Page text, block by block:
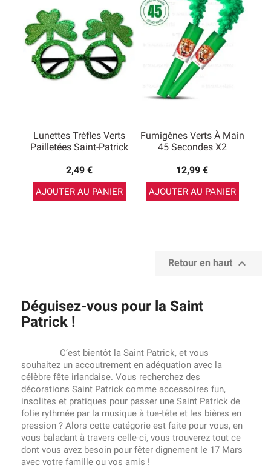
Lunettes Trèfles Verts
Pailletées Saint-Patrick
2,49 €
AJOUTER AU PANIER
Fumigènes Verts À Main
45 Secondes X2
12,99 €
AJOUTER AU PANIER
Retour en haut 
Déguisez-vous pour la Saint
Patrick !
C’est bientôt la Saint Patrick, et vous
souhaitez un accoutrement en adéquation avec la
célèbre fête irlandaise. Vous recherchez des
décorations Saint Patrick comme accessoires fun,
insolites et pratiques pour passer une Saint Patrick de
folie rythmée par la musique à tue-tête et les bières en
pression ? Alors cette catégorie est faite pour vous, en
vous baladant à travers celle-ci, vous trouverez tout ce
dont vous avez besoin pour fêter dignement le 17 Mars
avec votre famille ou vos amis !